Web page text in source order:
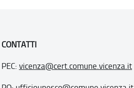
CONTATTI
PEC: vicenza@cert.comune.vicenza.it